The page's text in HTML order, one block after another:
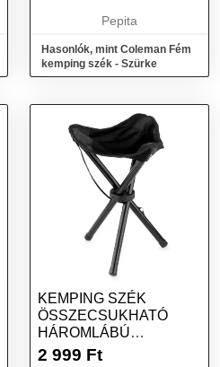
Pepita
Hasonlók, mint Coleman Fém
kemping szék - Szürke
KEMPING SZÉK
ÖSSZECSUKHATÓ
HÁROMLÁBÚ
HORGÁSZ SZÉK
2 999 Ft